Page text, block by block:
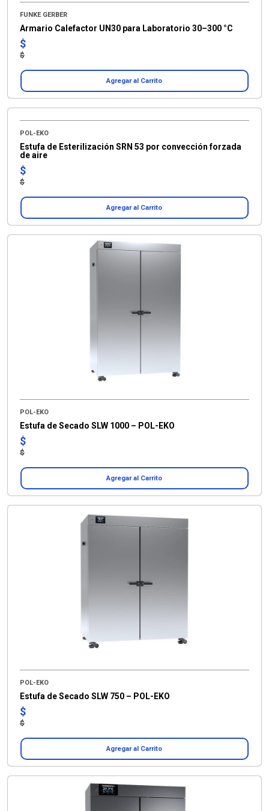
FUNKE GERBER
Armario Calefactor UN30 para Laboratorio 30–300 °C
$
$
Agregar al Carrito
POL-EKO
Estufa de Esterilización SRN 53 por convección forzada
de aire
$
$
Agregar al Carrito
POL-EKO
Estufa de Secado SLW 1000 – POL-EKO
$
$
Agregar al Carrito
POL-EKO
Estufa de Secado SLW 750 – POL-EKO
$
$
Agregar al Carrito